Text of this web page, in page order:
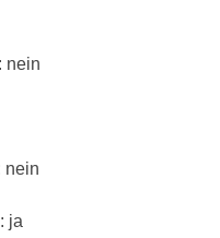
: nein
nein
: ja